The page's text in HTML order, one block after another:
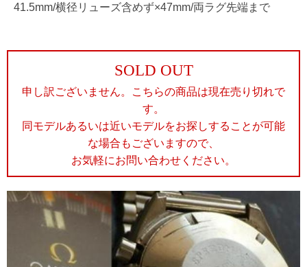
41.5mm/横径リューズ含めず×47mm/両ラグ先端まで
SOLD OUT
申し訳ございません。こちらの商品は現在売り切れで
す。
同モデルあるいは近いモデルをお探しすることが可能
な場合もございますので、
お気軽にお問い合わせください。